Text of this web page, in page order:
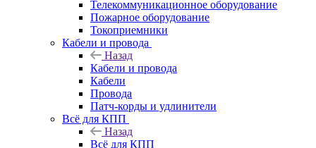
Телекоммуникационное оборудование
Пожарное оборудование
Токоприемники
Кабели и провода
Назад
Кабели и провода
Кабели
Провода
Патч-корды и удлинители
Всё для КПП
Назад
Всё для КПП